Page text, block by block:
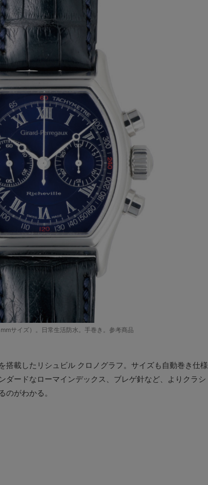
サイズ）。日常生活防水。手巻き。参考商品
搭載したリシュビル クロノグラフ。サイズも自動巻き仕様
ダードなローマインデックス、ブレゲ針など、よりクラシ
のがわかる。